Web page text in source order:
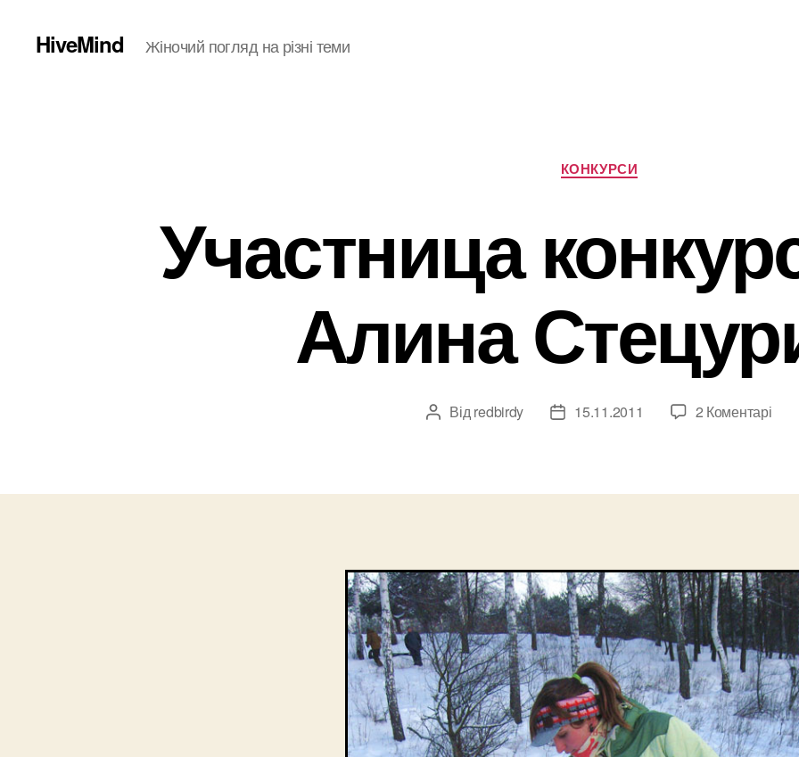
HiveMind Жіночий погляд на різні теми
Категорії
КОНКУРСИ
Участница
Алина
Автор
Від redbirdy
Дата15.11.2011 2 Коментарідо
–